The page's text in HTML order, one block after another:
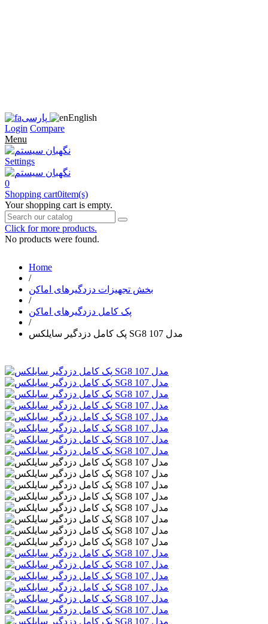
پارسی
English
Login Compare
Menu
Settings
0
Shopping cart0item(s)
Your shopping cart is empty.
Click for more products.
No products were found.
Home
/
بخش تجهیزات دزدگیرهای اماکن
/
پک کامل دزدگیرهای اماکن
/
پک کامل دزدگیر سایلکس SG8 مدل 107